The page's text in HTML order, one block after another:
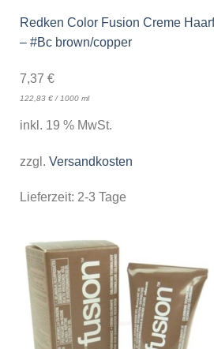
Redken Color Fusion Creme
– #Bc brown/copper
7,37 €
122,83 €/ 1000 ml
inkl. 19 % MwSt.
zzgl. Versandkosten
Lieferzeit: 2-3 Tage